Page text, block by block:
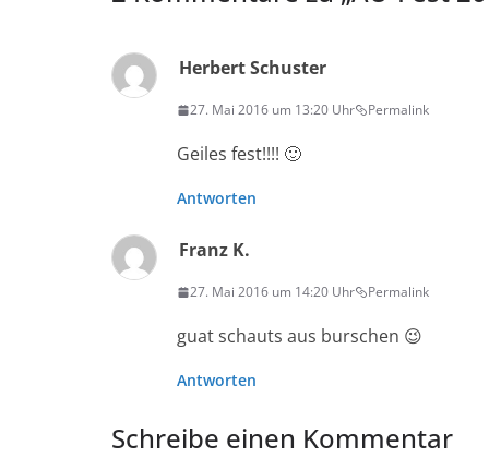
Herbert Schuster
27. Mai 2016 um 13:20 Uhr Permalink
Geiles fest!!!! 🙂
Antworten
Franz K.
27. Mai 2016 um 14:20 Uhr Permalink
guat schauts aus burschen 😉
Antworten
Schreibe einen Kommentar